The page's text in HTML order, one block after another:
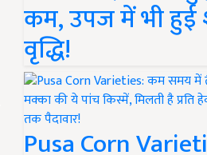
कम, उपज में भी हुई
वृद्धि!
Pusa Corn